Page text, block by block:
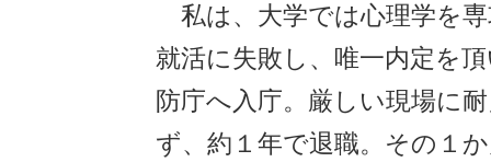
私は、大学では心理学を
就活に失敗し、唯一内定を
防庁へ入庁。厳しい現場に
ず、約１年で退職。その１